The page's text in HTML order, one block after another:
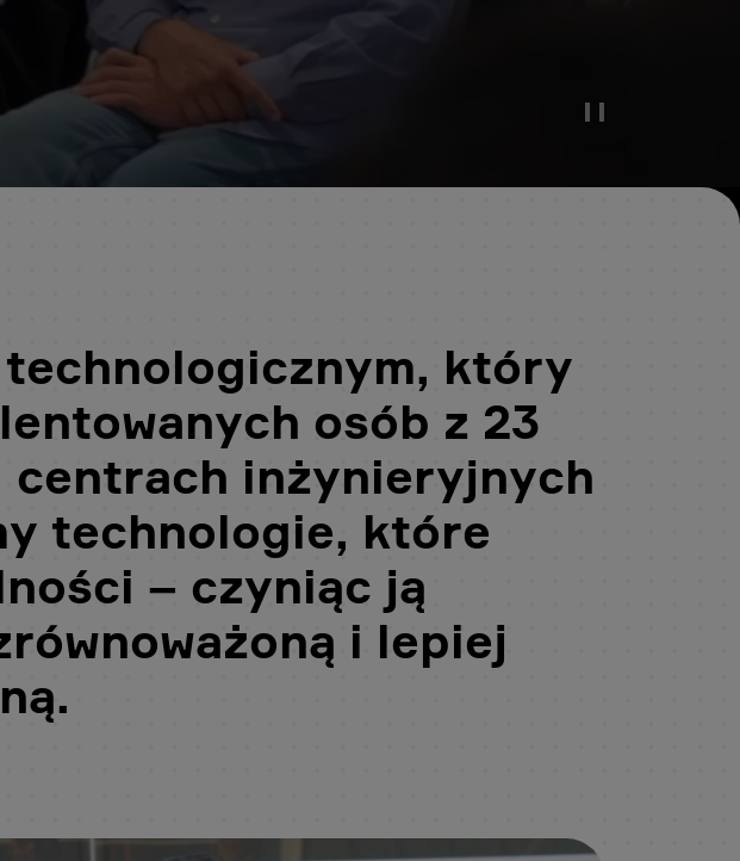
Pause Video
który
osób z 23
centrach inżynieryjnych
technologie, które
– czyniąc ją
i lepiej